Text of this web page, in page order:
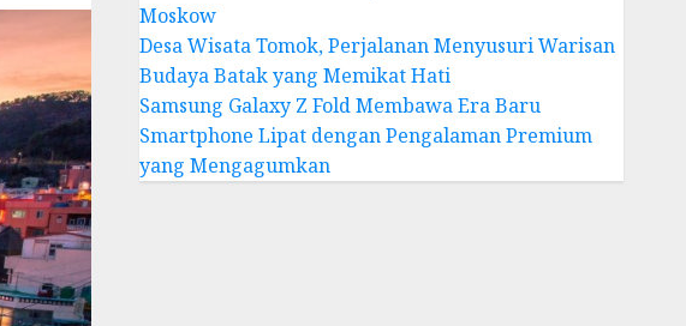
Moskow
Desa Wisata Tomok, Perjalanan Menyusuri Warisan
Budaya Batak yang Memikat Hati
Samsung Galaxy Z Fold Membawa Era Baru
Smartphone Lipat dengan Pengalaman Premium
yang Mengagumkan